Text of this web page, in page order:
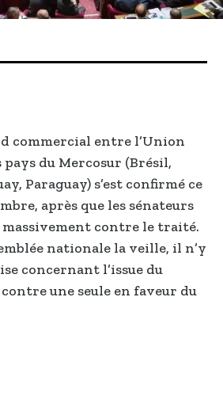
commercial entre l’Union
pays du Mercosur (Brésil,
Paraguay) s’est confirmé ce
après que les sénateurs
contre le traité.
nationale la veille, il n’y
concernant l’issue du
une seule en faveur du